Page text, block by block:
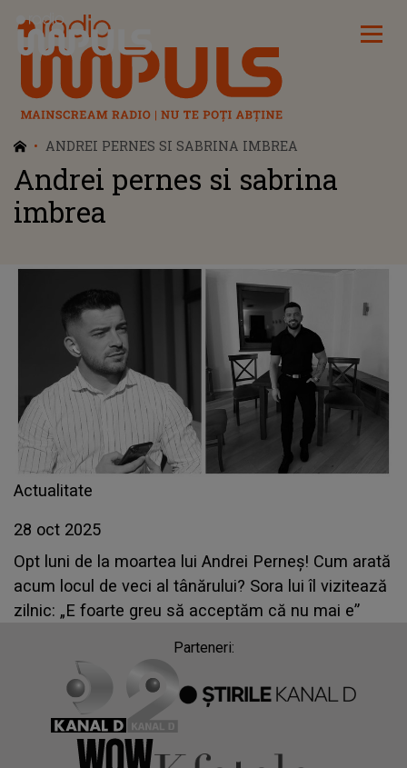
Radio Impuls
ANDREI PERNES SI SABRINA IMBREA
Andrei pernes si sabrina
imbrea
Actualitate
28 oct 2025
Opt luni de la moartea lui Andrei Perneș! Cum arată
acum locul de veci al tânărului? Sora lui îl vizitează
zilnic: „E foarte greu să acceptăm că nu mai e”
Parteneri: